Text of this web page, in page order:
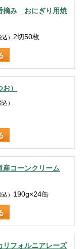
摘み おにぎり用焼
込） 2切50枚
）
込）
コーンクリーム
込） 190g×24缶
フォルニアレーズ